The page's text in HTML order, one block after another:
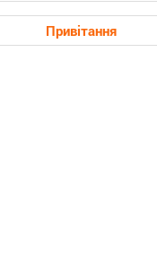
Привітання